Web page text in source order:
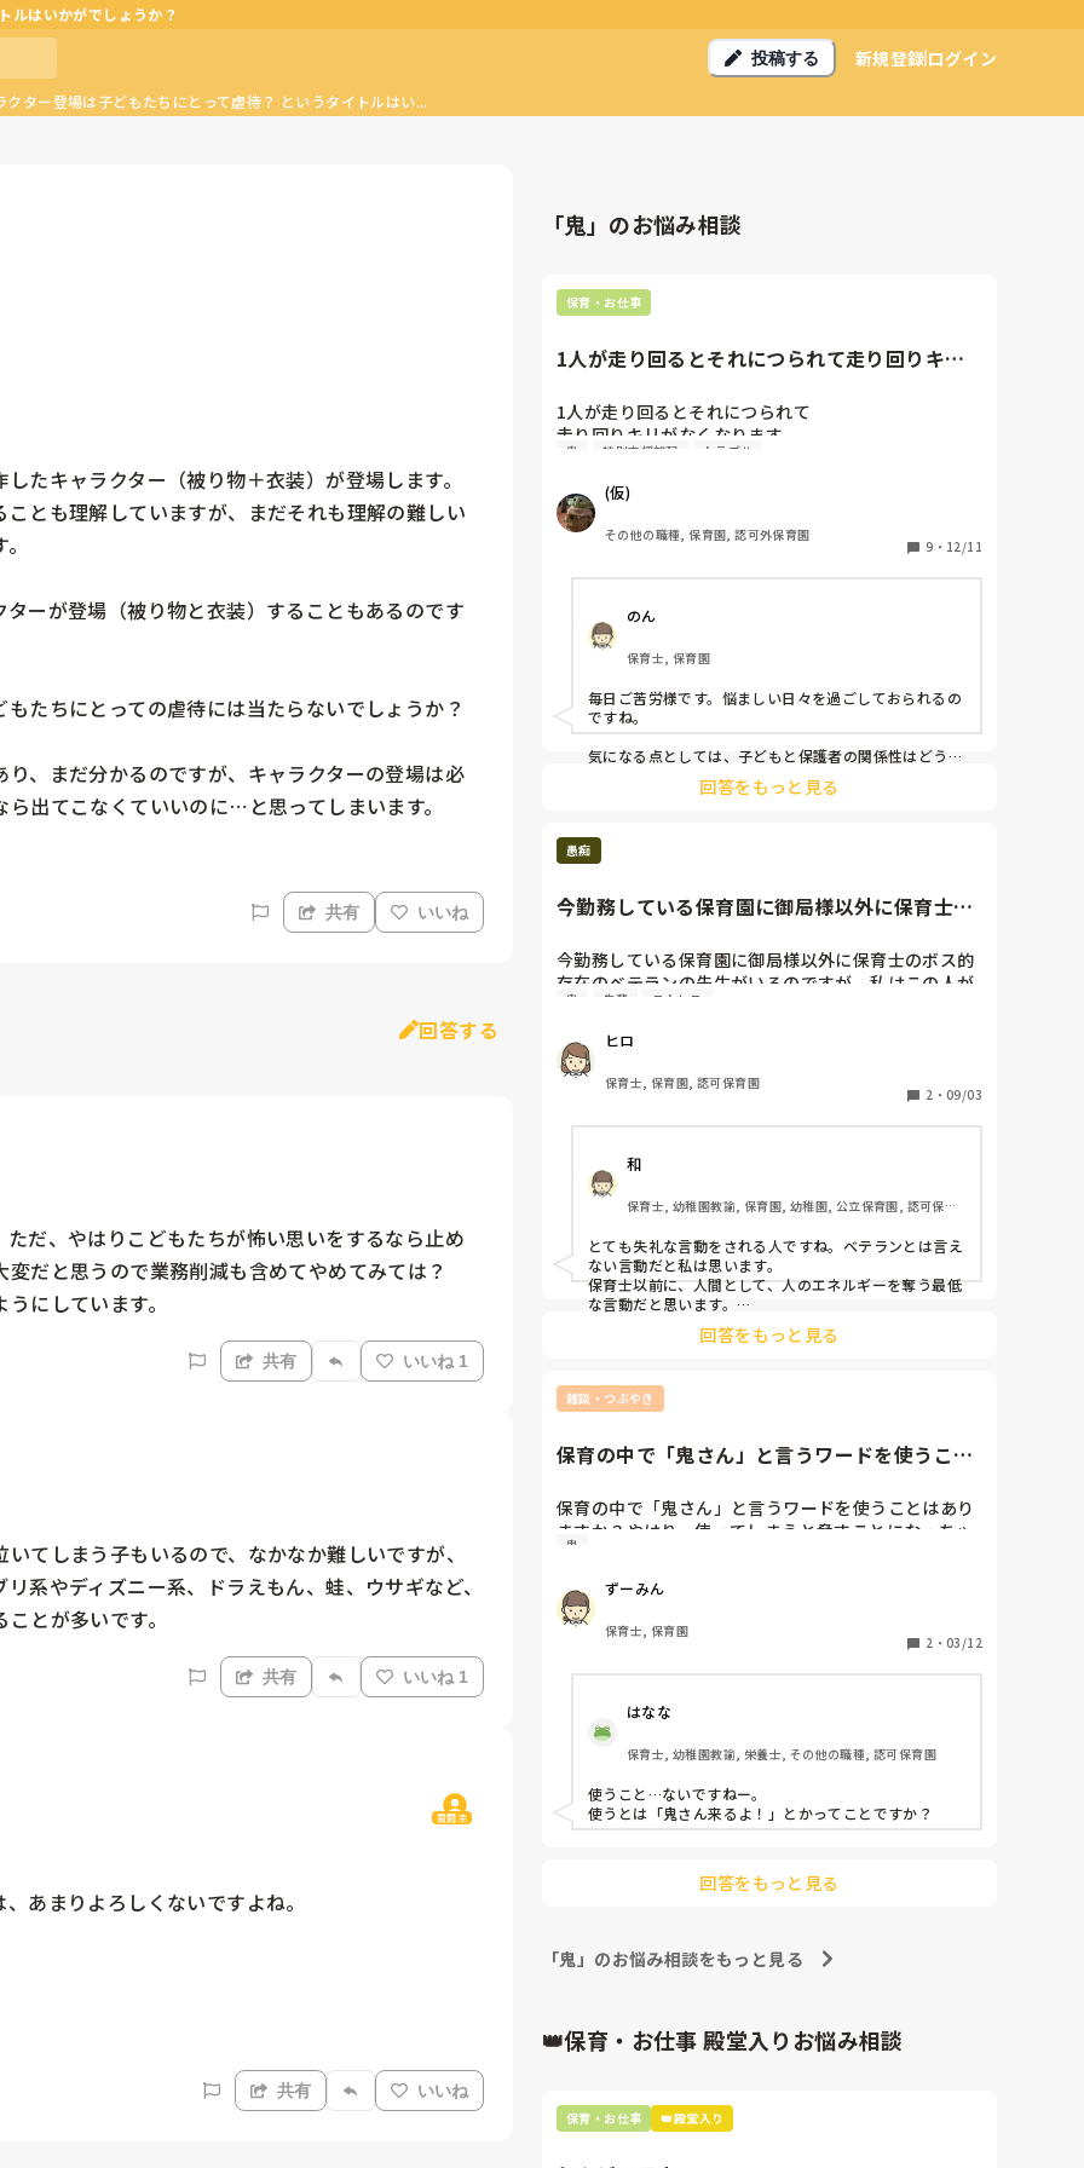
ルはいかがでしょうか？
投稿する 新規登録ログイン
クター登場は子どもたちにとって虐待？ というタイトルはい...
たキャラクター（被り物＋衣装）が登場します。
とも理解していますが、まだそれも理解の難しい
ーが登場（被り物と衣装）することもあるのです
たちにとっての虐待には当たらないでしょうか？
、まだ分かるのですが、キャラクターの登場は必
出てこなくていいのに⋯と思ってしまいます。
共有 いいね
回答する
だ、やはりこどもたちが怖い思いをするなら止め
だと思うので業務削減も含めてやめてみては？
にしています。
共有 いいね 1
てしまう子もいるので、なかなか難しいですが、
系やディズニー系、ドラえもん、蛙、ウサギなど、
とが多いです。
共有 いいね 1
質問主
あまりよろしくないですよね。
共有 いいね
「鬼」のお悩み相談
保育・お仕事
1人が走り回るとそれにつられて走り回りキリ
1人が走り回るとそれにつられて
走り回りキリがなくなります。
特定の男児(2人)以外は注意すると止まりますが
再び走り出す子も中にはいます。
多動のことを保護者に伝えるべきか否かで
なやんでいます。
ある程度はまとまるものの
保護者様の気持ちになると...
とためらってしまいますが、
男児のことを思うと、早期から対処できるのであれば
対処してきたいと考えています。
その1:3歳児クラス男児
常に落ち着きがなく、走り回るのはもちろん、
いただきますの前に食べ始めたり、
必ず部屋の後ろの方で走り回っています。
何もしていない子を叩いたり、
おもちゃを無言で取ったりとトラブルが
尽きません。
逃がして！と言わんばかりに
職員から逃げようとしたり蹴ったりと
まだ3歳児だから...というのも分かっているのですが
どうしても目立つためなにか手立てはないかと
思っています。
その2:4歳児クラス男児
できる。
集まりなどに参加することはできるが
自分の番が終わると話し出したり、立ち歩いたり
上記の男児と走り回ったりします。
手が出ることが多く、その力加減も理解していないよ
うで
何度もトラブルを起こしています。
首を締めたり、お友達の上に乗っかったり
厳重に注意をするも、上記男児と同じく
違う返答が返ってくる。注意している最中に
気になることがあると、こちらの声は全く届かず、
注意を受けている最中に笑ったりするのは
記事は読んだことはあります。
また、2人とも自分がやる分には
自分は少しでも叩かれると
男児2人とも共通している部分は多々ありますが
多動の定義などはありますか？
園からは保護者様に伝えることしかできないようで、
保護者様が行政の管轄に連絡しない限りは
何もできないそうです。
どうしたらいいですか？
見切ることができません。。。
鬼 特別支援加配 トラブル
(仮)
その他の職種, 保育園, 認可外保育園
9 ・ 12/11
のん
保育士, 保育園
毎日ご苦労様です。悩ましい日々を過ごしておられるの
ですね。
気になる点としては、子どもと保護者の関係性はどうで
すかね。家庭で厳しいと園では多動気味だったり、手が
出たりする事が多い気がします。だからといって、家庭
散させてあげる必要性を感じます。
う。何かの時にすぐ使えるように準備しておきましょ
日々の保育の中では、その子たちの良い所をみつけて、
たくさんみんなの前で褒めていきましょう。お手伝いを
ょう。
どうしても注意が多くなってしまいがちな子とは、意識
的に仲良くなりましょう。(仮)さんが難しければ、補助
また来週から、お互いがんばりましょうね！
回答をもっと見る
愚痴
今勤務している保育園に御局様以外に保育士の
今勤務している保育園に御局様以外に保育士のボス的
存在のベテランの先生がいるのですが、私はこの人が
昔から苦手です。人によって態度をコロコロ変え、特
和気あいあいと話をしていますが、私が声をかけただ
けで不満そうな態度をとります。今日もい
きなり私の所に来て「先生辞めて貰えませんか？実習
生がいるので！」と鬼の形相で怒られました。私には
われる前の行動と言えば「ハイハイ、靴履いてね～」
と自分の手をパンパンとして促しただけなのに…。
＊私は新卒で今の保育園を数年働き、一度、院内保育
園に勤務した後、今の保育園の出戻ったので、よく知
っている人ですがめっちゃ苦手です。
鬼 先輩 ストレス
ヒロ
保育士, 保育園, 認可保育園
2 ・ 09/03
和
保育士, 幼稚園教諭, 保育園, 幼稚園, 公立保育園, 認可保育
教室, 病児保育, 学童保育, 放課後等デイサービス, 事業所内
保育, 病院内保育, 託児所, 児童施設, 児童養護施設, 児童発
達支援施設, 乳児院, その他の職場, 小規模認可保育園
とても失礼な言動をされる人ですね。ベテランとは言え
ない言動だと私は思います。
保育士以前に、人間として、人のエネルギーを奪う最低
な言動だと思います。
私だったら、その言葉をそのままあなたにお返しします
と言いたいです。
相手の言葉でヒロさんが自信を失わないで欲しいです。
きっと相手の都合が悪くて、相手の問題なので、関わる
の言葉に反応しない事です。言い返したら、更に炎上し
冷静に常識ある言動をやり続けるしかないです。
周りの人が注意してくれるか、自分が言われる立場にな
った時に気づくか、何らかの形で本人に返ってきます。
回答をもっと見る
雑談・つぶやき
保育の中で「鬼さん」と言うワードを使うこと
保育の中で「鬼さん」と言うワードを使うことはあり
ますか？やはり、使ってしまうと脅すことになっちゃ
いますかね？？
鬼
ずーみん
保育士, 保育園
2 ・ 03/12
はなな
保育士, 幼稚園教諭, 栄養士, その他の職種, 認可保育園
使うこと…ないですねー。
使うとは「鬼さん来るよ！」とかってことですか？
回答をもっと見る
「鬼」のお悩み相談をもっと見る
👑保育・お仕事 殿堂入りお悩み相談
保育・お仕事 👑殿堂入り